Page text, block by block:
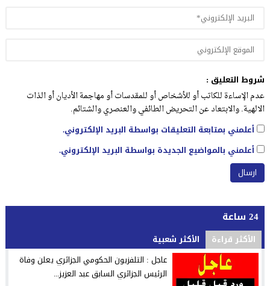
شروط التعليق :
عدم الإساءة للكاتب أو للأشخاص أو للمقدسات أو مهاجمة الأديان أو الذات
الالهية. والابتعاد عن التحريض الطائفي والعنصري والشتائم.
أعلمني بمتابعة التعليقات بواسطة البريد الإلكتروني.
أعلمني بالمواضيع الجديدة بواسطة البريد الإلكتروني.
24 ساعة
الأكثر قراءة الأكثر شعبية
عاجل : التلفزيون الحكومي الجزائري يعلن وفاة
الرئيس الجزائري السابق عبد العزيز...